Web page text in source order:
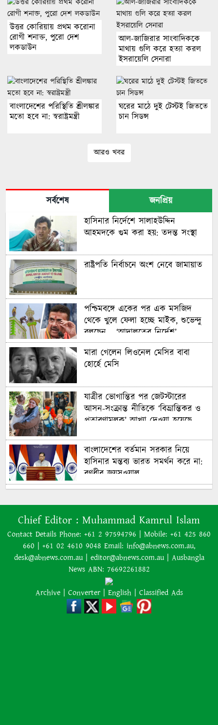
উত্তর কোরিয়ায় প্রথম করোনা
রোগী শনাক্ত, পুরো দেশ
লকডাউন
আল-জাজিরার সাংবাদিককে
মাথায় গুলি করে হত্যা করল
ইসরায়েলি সেনারা
বাংলাদেশের পরিস্থিতি শ্রীলঙ্কার
মতো হবে না: স্বরাষ্ট্রমন্ত্রী
ঘরের মাঠে দুই টেস্টই জিততে
চান সিডন্স
আরও খবর
সর্বশেষ
জনপ্রিয়
হাসিনার নির্দেশে সালাহউদ্দিন
আহমদকে গুম করা হয়: তদন্ত সংস্থা
রাষ্ট্রপতি নির্বাচনে অংশ নেবে জামায়াত
পশ্চিমবঙ্গে একের পর এক মসজিদ
থেকে খুলে ফেলা হচ্ছে মাইক, শুভেন্দু
বলছেন— ‘আদালতের নির্দেশ’
মারা গেলেন লিওনেল মেসির বাবা
হোর্হে মেসি
যাত্রীর ভোগান্তির পর জেটস্টারের
আসন-সংক্রান্ত নীতিকে ‘বিভ্রান্তিকর ও
প্রতারণামূলক’ আখ্যা দেওয়া হয়েছে
বাংলাদেশের বর্তমান সরকার নিয়ে
হাসিনার মন্তব্য ভারত সমর্থন করে না:
রণধীর জয়সওয়াল
লিওনেল মেসি
রাজধানীতে গোপন বৈঠক, আওয়ামী
লীগের ৬ নেতাকর্মী গ্রেপ্তার
এমন একটি ঘটনা শুধু একটি পরিবারের
শোক নয়, আমাদের নিরাপত্তা ব্যবস্থার
প্রতিও কঠিন প্রশ্ন ছুড়ে দেয়
Chief Editor : Muhammad Kamrul Islam
Contact Details Phone: +61 2 97594796 | Mobile: +61 425 860
660 | +61 02 4610 9048 Email: info@abnews.com.au,
desk@abnews.com.au | editor@abnews.com.au | Ausbangla
News ABN: 76692261882
Archive | Converter | English | Classified Ads